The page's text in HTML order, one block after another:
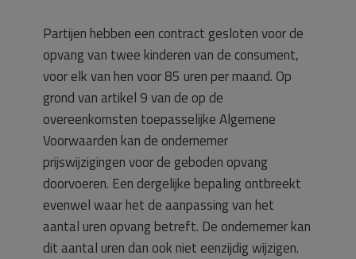
Partijen hebben een contract gesloten voor de
opvang van twee kinderen van de consument,
voor elk van hen voor 85 uren per maand. Op
grond van artikel 9 van de op de
overeenkomsten toepasselijke Algemene
Voorwaarden kan de ondernemer
prijswijzigingen voor de geboden opvang
doorvoeren. Een dergelijke bepaling ontbreekt
evenwel waar het de aanpassing van het
aantal uren opvang betreft. De ondernemer kan
dit aantal uren dan ook niet eenzijdig wijzigen.